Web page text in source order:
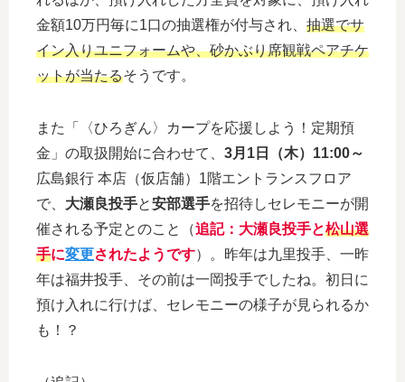
金額10万円毎に1口の抽選権が付与され、 抽選でサ
イン入りユニフォームや、砂かぶり席観戦ペアチケ
ットが当たるそうです。
また「〈ひろぎん〉カープを応援しよう！定期預
金」の取扱開始に合わせて、 3月1日（木）11:00～
広島銀行 本店（仮店舗）1階エントランスフロア
で、 大瀬良投手と安部選手を招待しセレモニーが開
催される予定とのこと（追記：大瀬良投手と松山選
手に変更されたようです）。昨年は九里投手、一昨
年は福井投手、その前は一岡投手でしたね。初日に
預け入れに行けば、セレモニーの様子が見られるか
も！？